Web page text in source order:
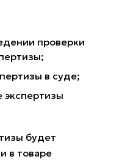
проверки
в суде;
экспертизы
будет
в товаре